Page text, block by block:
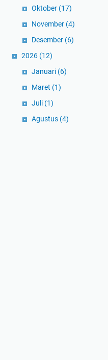
Oktober (17)
November (4)
Desember (6)
2026 (12)
Januari (6)
Maret (1)
Juli (1)
Agustus (4)